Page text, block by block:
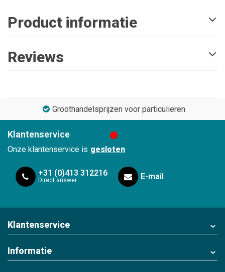
Product informatie
Reviews
Groothandelsprijzen voor particulieren
Klantenservice
Onze klantenservice is gesloten
+31 (0)413 312216
Direct answer E-mail
Klantenservice
Informatie